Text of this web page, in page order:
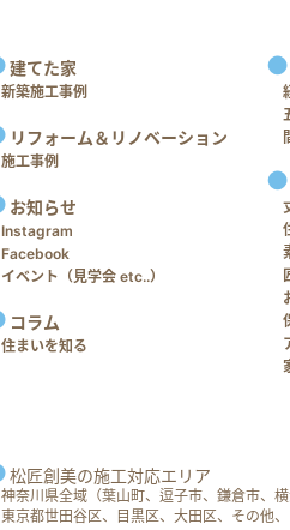
建てた家
新築施工事例
リフォーム＆リノベーション
施工事例
お知らせ
Instagram
Facebook
イベント（見学会 etc..）
コラム
住まいを知る
松匠創美の施工対応エリア
神奈川県全域（葉山町、逗子市、鎌倉市、
東京都世田谷区、目黒区、大田区、その他